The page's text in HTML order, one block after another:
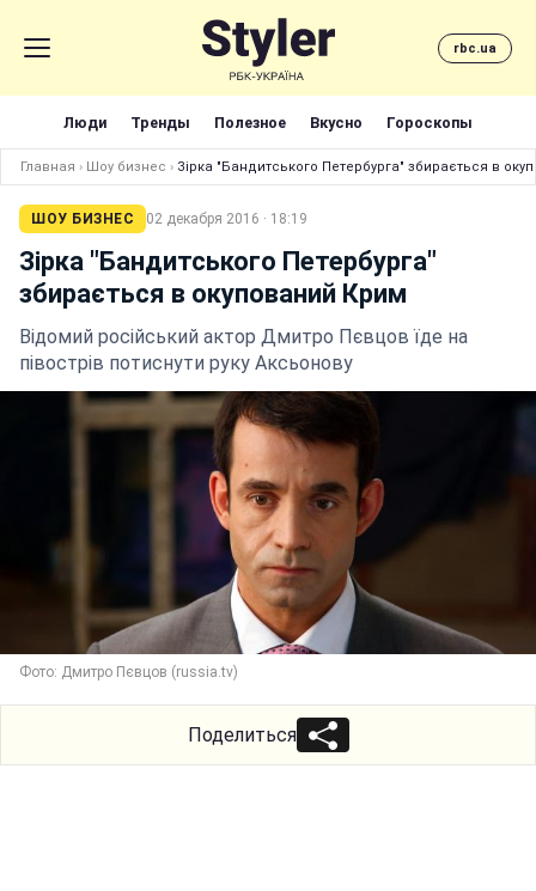
rbc.ua
Люди Тренды Полезное Вкусно Гороскопы
Главная › Шоу бизнес › Зірка "Бандитського Петербурга" збирається в
ШОУ БИЗНЕС 02 декабря 2016 · 18:19
Зірка "Бандитського Петербурга"
збирається в окупований Крим
Відомий російський актор Дмитро Пєвцов їде на
півострів потиснути руку Аксьонову
Фото: Дмитро Пєвцов (russia.tv)
Поделиться